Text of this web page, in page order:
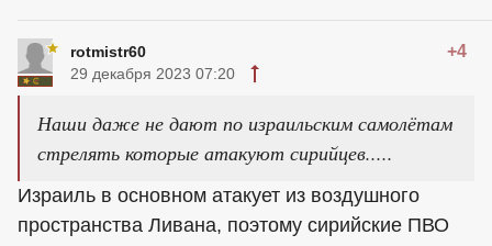
rotmistr60 +4
29 декабря 2023 07:20
Наши даже не дают по израильским самолётам
стрелять которые атакуют сирийцев.....
Израиль в основном атакует из воздушного
пространства Ливана, поэтому сирийские ПВО